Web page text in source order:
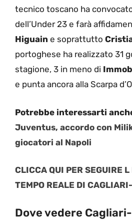
tecnico toscano ha
dell’Under 23 e farà
Higuain e soprattutto
portoghese ha realizzato 31
stagione, 3 in meno di
e punta ancora alla Scarpa
Potrebbe interessarti
Juventus, accordo con
giocatori al Napoli
CLICCA QUI PER SEGUIRE
TEMPO REALE DI
Dove vedere